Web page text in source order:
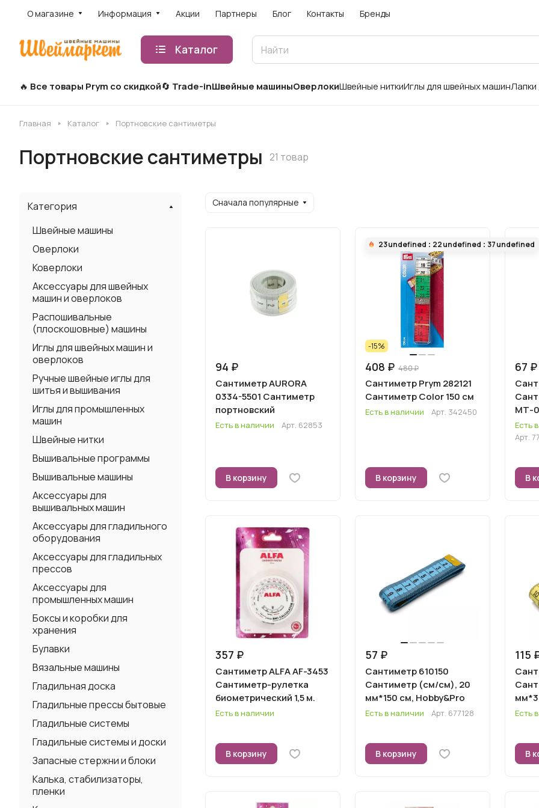
О магазине Информация Акции Партнеры Блог Контакты Бренды
Каталог
Все товары Prym со скидкой Trade-inШвейные машиныОверлокиШвейные ниткиИглы для швейных машин
Главная Каталог Портновские сантиметры
Портновские сантиметры 21 товар
Сначала популярные
94 ₽
Сантиметр AURORA
0334-5501 Сантиметр
портновский
Есть в наличии Арт. 62853
В корзину
23undefined 22undefined 37undefined
-15%
408 ₽ 480 ₽
Сантиметр Prym 282121
Сантиметр Color 150 см
Есть в наличии Арт. 342450
В корзину
67 ₽
МТ-
Есть
Арт.
В
357 ₽
Сантиметр ALFA AF-3453
Сантиметр-рулетка
биометрический 1,5 м.
Есть в наличии
В корзину
57 ₽
Сантиметр 610150
Сантиметр (см/см), 20
мм*150 см, Hobby&Pro
Есть в наличии Арт. 677128
В корзину
115
Есть
В
Категория
Швейные машины
Оверлоки
Коверлоки
Аксессуары для швейных
машин и оверлоков
Распошивальные
(плоскошовные) машины
Иглы для швейных машин и
оверлоков
Ручные швейные иглы для
шитья и вышивания
Иглы для промышленных
машин
Швейные нитки
Вышивальные программы
Вышивальные машины
Аксессуары для
вышивальных машин
Аксессуары для гладильного
оборудования
Аксессуары для гладильных
прессов
Аксессуары для
промышленных машин
Боксы и коробки для
хранения
Булавки
Вязальные машины
Гладильная доска
Гладильные прессы бытовые
Гладильные системы
Гладильные системы и доски
Запасные стержни и блоки
Калька, стабилизаторы,
пленки